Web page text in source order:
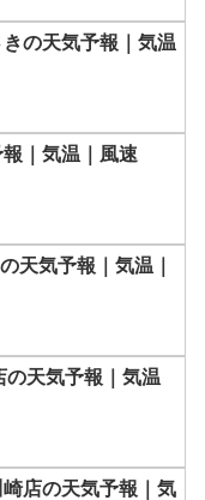
の天気予報｜気温
｜気温｜風速
天気予報｜気温｜
の天気予報｜気温
店の天気予報｜気